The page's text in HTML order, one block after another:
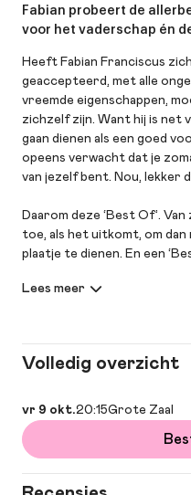
Fabian probeert de
voor het vaderschap én
Heeft Fabian Franciscus
geaccepteerd, met alle
vreemde eigenschappen,
zichzelf zijn. Want hij is net
gaan dienen als een goed
opeens verwacht dat je
van jezelf bent. Nou, lekker
Daarom deze ‘Best Of’.
toe, als het uitkomt, om
plaatje te dienen. En een
daar kom je vanzelf achter.
Volledig overzicht
vr 9 okt.20:15Grote Zaal